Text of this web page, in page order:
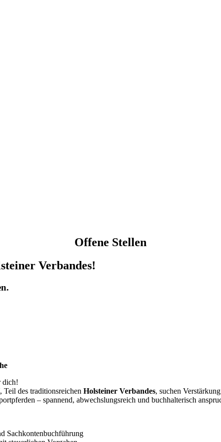
Offene Stellen
Verbandes!
dich!
, Teil des traditionsreichen Holsteiner Verbandes, suchen
– spannend, abwechslungsreich und buchhalterisch
Sachkontenbuchführung